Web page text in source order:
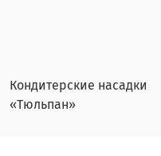
Кондитерские насадки
«Тюльпан»